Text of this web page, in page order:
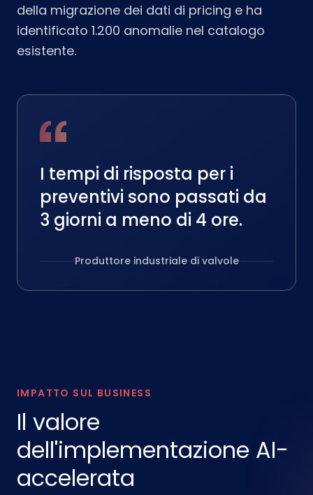
della migrazione dei dati di pricing e ha
identificato 1.200 anomalie nel catalogo
esistente.
I tempi di risposta per i
preventivi sono passati da
3 giorni a meno di 4 ore.
Produttore industriale di valvole
IMPATTO SUL BUSINESS
Il valore
dell'implementazione AI-
accelerata